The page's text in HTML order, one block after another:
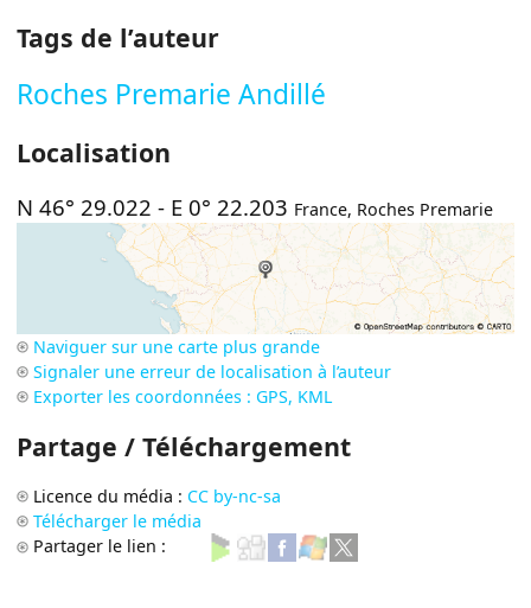
Tags de l’auteur
Roches Premarie Andillé
Localisation
N 46° 29.022 - E 0° 22.203 France, Roches Premarie
Naviguer sur une carte plus grande
Signaler une erreur de localisation à l’auteur
Exporter les coordonnées : GPS, KML
Partage / Téléchargement
Licence du média : CC by-nc-sa
Télécharger le média
Partager le lien :